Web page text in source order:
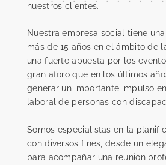
nuestros clientes.
Nuestra empresa social tiene
más de 15 años en el ámbito de
una fuerte apuesta por los
gran aforo que en los últimos
generar un importante impulso
laboral de personas con
Somos especialistas en la
con diversos fines, desde un
para acompañar una reunión